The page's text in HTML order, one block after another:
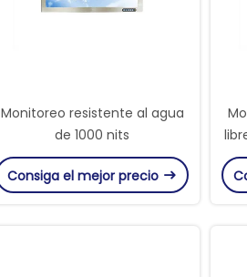
Monitoreo resistente al agua
de 1000 nits
Consiga el mejor precio